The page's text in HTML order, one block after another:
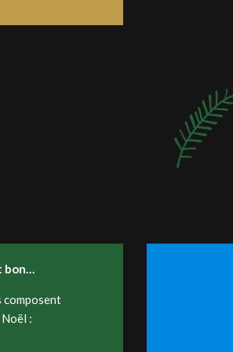
bon…
composent
: